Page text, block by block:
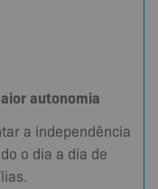
autonomia
a independência
o dia a dia de